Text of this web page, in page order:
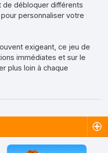
débloquer différents
personnaliser votre
exigeant, ce jeu de
immédiates et sur le
plus loin à chaque